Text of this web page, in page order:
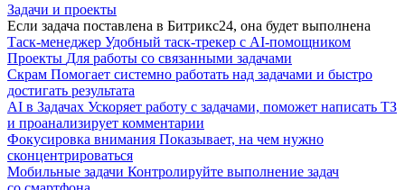
Задачи и проекты
Если задача поставлена в Битрикс24, она будет выполнена
Таск-менеджер Удобный таск-трекер с AI-помощником
Проекты Для работы со связанными задачами
Скрам Помогает системно работать над задачами и быстро
достигать результата
AI в Задачах Ускоряет работу с задачами, поможет написать ТЗ
и проанализирует комментарии
Фокусировка внимания Показывает, на чем нужно
сконцентрироваться
Мобильные задачи Контролируйте выполнение задач